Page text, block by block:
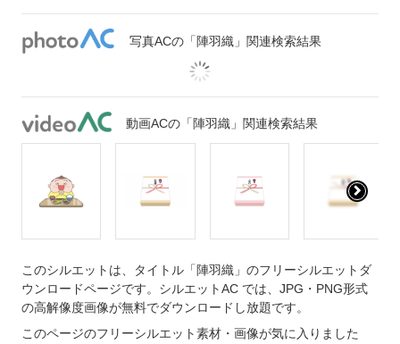
写真ACの「陣羽織」関連検索結果
動画ACの「陣羽織」関連検索結果
このシルエットは、タイトル「陣羽織」のフリーシルエットダ
ウンロードページです。シルエットAC では、JPG・PNG形式
の高解像度画像が無料でダウンロードし放題です。
このページのフリーシルエット素材・画像が気に入りました